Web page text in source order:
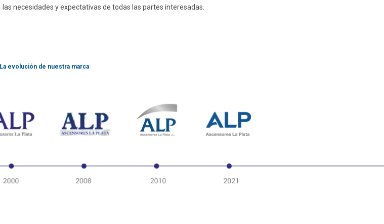
las necesidades y expectativas de todas las partes interesadas.
La evolución de nuestra marca